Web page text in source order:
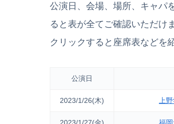
公演日、会場、場所、キャパ
ると表が全てご確認いただけ
クリックすると座席表などを
公演日
2023/1/26(木) 上